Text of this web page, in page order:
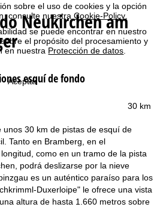
sobre el uso de cookies y la opción
consulte nuestraCookie-Policy
se puede encontrar en nuestro
el propósito del procesamiento y
en nuestra Protección de datos
Aceptar
Neukirchen am
esquí de fondo
30 km
unos 30 km de pistas de esquí de
Tanto en Bramberg, en el
como en un tramo de la pista
podrá deslizarse por la nieve
es un auténtico paraíso para los
Duxerloipe" le ofrece una vista
altura de hasta 1.660 metros sobre